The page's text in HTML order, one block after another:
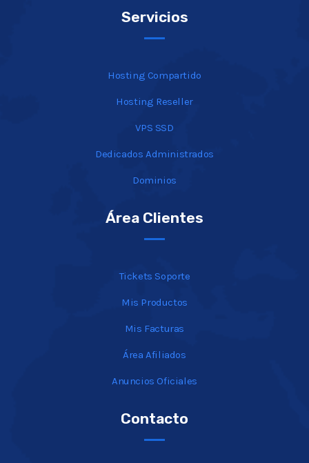
Servicios
Hosting Compartido
Hosting Reseller
VPS SSD
Dedicados Administrados
Dominios
Área Clientes
Tickets Soporte
Mis Productos
Mis Facturas
Área Afiliados
Anuncios Oficiales
Contacto